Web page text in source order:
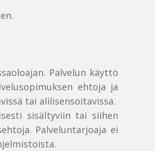
Palvelun käyttö
ehtoja ja
tai alilisensoitavissa.
sisältyviin tai siihen
Palveluntarjoaja ei